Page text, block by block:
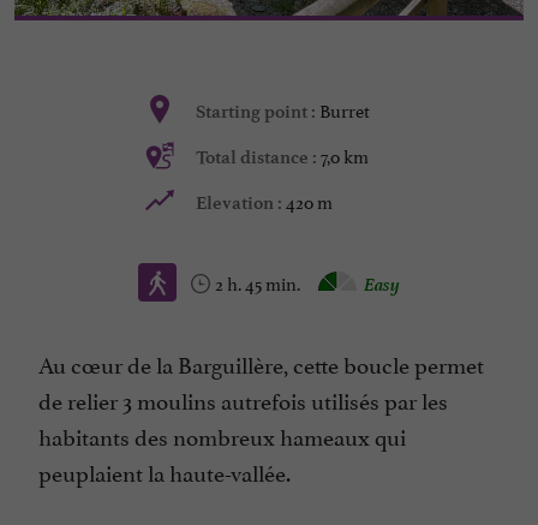
Starting point : Burret
Total distance : 7,0 km
Elevation : 420 m
2 h. 45 min. Easy
Au cœur de la Barguillère, cette boucle permet
de relier 3 moulins autrefois utilisés par les
habitants des nombreux hameaux qui
peuplaient la haute-vallée.